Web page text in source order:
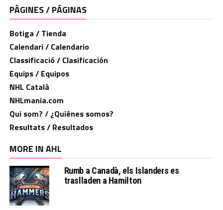
PÀGINES / PÁGINAS
Botiga / Tienda
Calendari / Calendario
Classificació / Clasificación
Equips / Equipos
NHL Català
NHLmania.com
Qui som? / ¿Quiénes somos?
Resultats / Resultados
MORE IN AHL
Rumb a Canadà, els Islanders es
traslladen a Hamilton